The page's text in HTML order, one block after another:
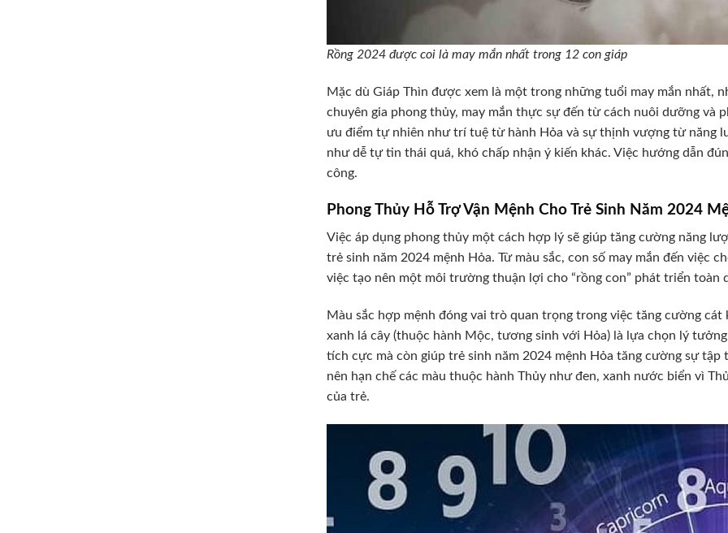
Rồng 2024 được coi là may mắn nhất trong 12 con giáp
Mặc dù Giáp Thìn được xem là một trong những tuổi may mắn nhất,
chuyên gia phong thủy, may mắn thực sự đến từ cách nuôi dưỡng và
ưu điểm tự nhiên như trí tuệ từ hành Hỏa và sự thịnh vượng từ năng
như dễ tự tin thái quá, khó chấp nhận ý kiến khác. Việc hướng dẫn
công.
Phong Thủy Hỗ Trợ Vận Mệnh Cho Trẻ Sinh Năm 2024
Việc áp dụng phong thủy một cách hợp lý sẽ giúp tăng cường năng
trẻ sinh năm 2024 mệnh Hỏa. Từ màu sắc, con số may mắn đến việc
việc tạo nên một môi trường thuận lợi cho “rồng con” phát triển toàn
Màu sắc hợp mệnh đóng vai trò quan trọng trong việc tăng cường cát
xanh lá cây (thuộc hành Mộc, tương sinh với Hỏa) là lựa chọn lý
tích cực mà còn giúp trẻ sinh năm 2024 mệnh Hỏa tăng cường sự
nên hạn chế các màu thuộc hành Thủy như đen, xanh nước biển vì
của trẻ.